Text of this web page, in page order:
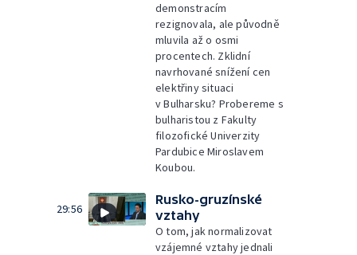
demonstracím
rezignovala, ale původně
mluvila až o osmi
procentech. Zklidní
navrhované snížení cen
elektřiny situaci
v Bulharsku? Probereme s
bulharistou z Fakulty
filozofické Univerzity
Pardubice Miroslavem
Koubou.
29:56
Rusko-gruzínské
vztahy
O tom, jak normalizovat
vzájemné vztahy jednali